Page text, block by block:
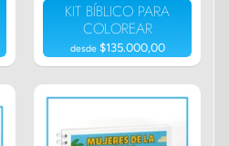
KIT BÍBLICO PARA
COLOREAR
desde $135.000,00